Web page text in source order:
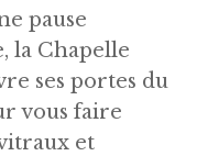
pause
la Chapelle
ses portes du
vous faire
et